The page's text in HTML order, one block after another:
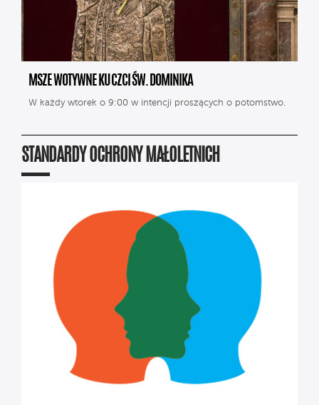
MSZE WOTYWNE KU CZCI ŚW. DOMINIKA
W każdy wtorek o 9:00 w intencji proszących o potomstwo.
STANDARDY OCHRONY MAŁOLETNICH